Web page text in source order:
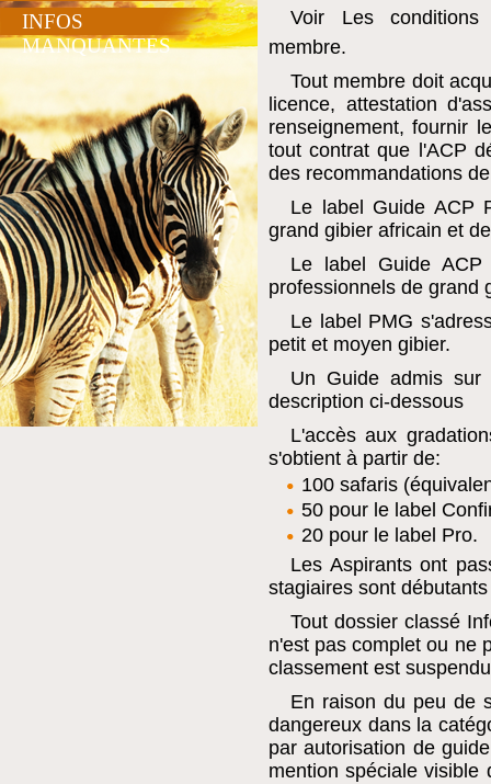
INFOS
MANQUANTES
Voir Les conditions
membre.
Tout membre doit
licence, attestation
renseignement, fournir
tout contrat que l'ACP
des recommandations
Le label Guide ACP
grand gibier africain et
Le label Guide ACP
professionnels de grand
Le label PMG
petit et moyen gibier.
Un Guide admis
description ci-dessous
L'accès aux
s'obtient à partir de:
100 safaris
50 pour le label
20 pour le label Pro.
Les Aspirants ont
stagiaires sont
Tout dossier classé
n'est pas complet ou ne
classement est
En raison du peu de
dangereux dans la
par autorisation de
mention spéciale visible